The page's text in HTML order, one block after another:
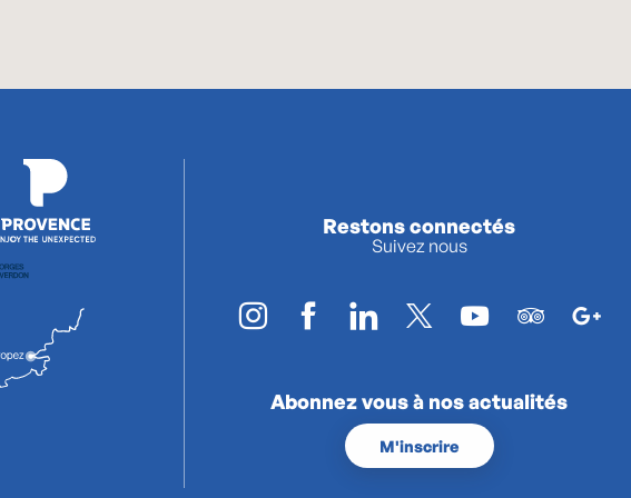
Restons connectés
Suivez nous
Abonnez vous à nos actualités
M'inscrire